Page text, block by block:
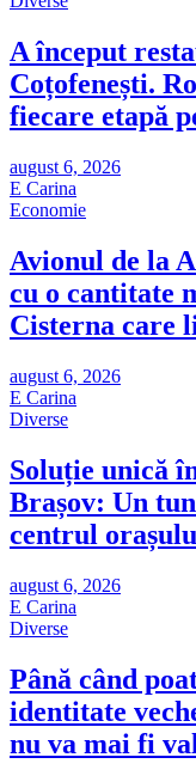
A început
Coțofenești.
fiecare etapă
august 6, 2026
E Carina
Economie
Avionul de la
cu o cantitate
Cisterna care
august 6, 2026
E Carina
Diverse
Soluție unică
Brașov: Un
centrul
august 6, 2026
E Carina
Diverse
Până când
identitate
nu va mai fi